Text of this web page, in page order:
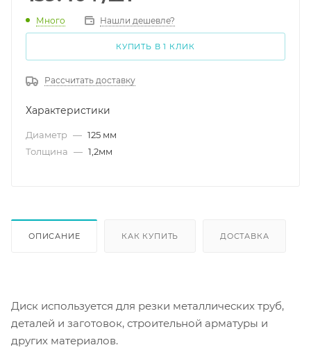
Много Нашли дешевле?
КУПИТЬ В 1 КЛИК
Рассчитать доставку
Характеристики
Диаметр — 125 мм
Толщина — 1,2мм
ОПИСАНИЕ КАК КУПИТЬ ДОСТАВКА
Диск используется для резки металлических труб,
деталей и заготовок, строительной арматуры и
других материалов.